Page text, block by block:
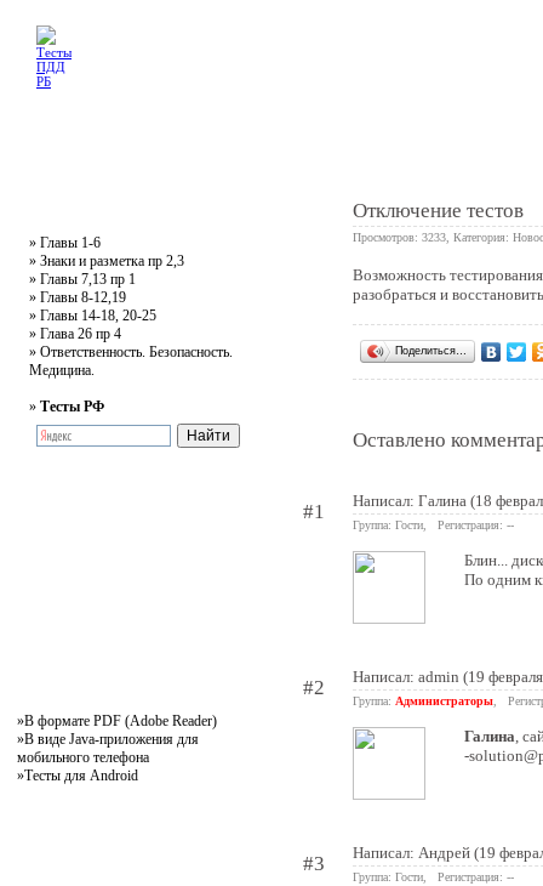
» Главы 1-6
» Знаки и разметка пр 2,3
» Главы 7,13 пр 1
» Главы 8-12,19
» Главы 14-18, 20-25
» Глава 26 пр 4
» Ответственность. Безопасность.
Медицина.
» Тесты РФ
»В формате PDF (Adobe Reader)
»В виде Java-приложения для
мобильного телефона
»Тесты для Android
Отключение тестов
Просмотров: 3233, Категория:
Возможность
разобраться и
Поделиться…
Оставлено
#1 Написал: Галина (18
Группа: Гости, Регистрация: --
Блин...
По одним
#2 Написал: admin (19
Группа: Администраторы ,
Галина,
-
#3 Написал: Андрей (19
Группа: Гости, Регистрация: --